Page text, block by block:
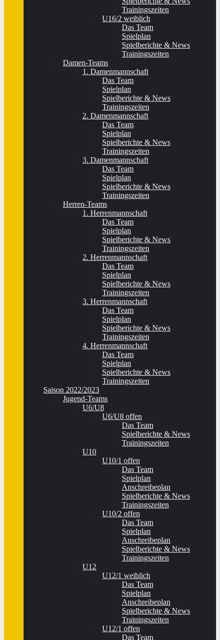
Trainingszeiten
U16/2 weiblich
Das Team
Spielplan
Spielberichte & News
Trainingszeiten
Damen-Teams
1. Damenmannschaft
Das Team
Spielplan
Spielberichte & News
Trainingszeiten
2. Damenmannschaft
Das Team
Spielplan
Spielberichte & News
Trainingszeiten
3. Damenmannschaft
Das Team
Spielplan
Spielberichte & News
Trainingszeiten
Herren-Teams
1. Herrenmannschaft
Das Team
Spielplan
Spielberichte & News
Trainingszeiten
2. Herrenmannschaft
Das Team
Spielplan
Spielberichte & News
Trainingszeiten
3. Herrenmannschaft
Das Team
Spielplan
Spielberichte & News
Trainingszeiten
4. Herrenmannschaft
Das Team
Spielplan
Spielberichte & News
Trainingszeiten
Saison 2022/2023
Jugend-Teams
U6/U8
U6/U8 offen
Das Team
Spielberichte & News
Trainingszeiten
U10
U10/1 offen
Das Team
Spielplan
Anschreibeplan
Spielberichte & News
Trainingszeiten
U10/2 offen
Das Team
Spielplan
Anschreibeplan
Spielberichte & News
Trainingszeiten
U12
U12/1 weiblich
Das Team
Spielplan
Anschreibeplan
Spielberichte & News
Trainingszeiten
U12/1 offen
Das Team